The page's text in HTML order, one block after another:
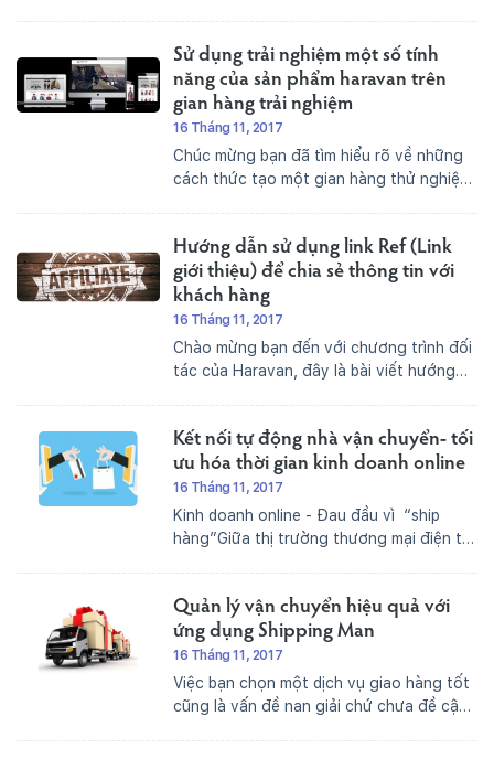
ứng dụng di động hoặc website và 75%
dùng...
Sử dụng trải nghiệm một số tính
năng của sản phẩm haravan trên
gian hàng trải nghiệm
16 Tháng 11, 2017
Chúc mừng bạn đã tìm hiểu rõ về những
cách thức tạo một gian hàng thử nghiệm
cách nhìn rõ ràng...
Hướng dẫn sử dụng link Ref (Link
giới thiệu) để chia sẻ thông tin với
khách hàng
16 Tháng 11, 2017
Chào mừng bạn đến với chương trình đối
tác của Haravan, đây là bài viết hướng
Chúng tôi hi vọng sau bài viết này...
Kết nối tự động nhà vận chuyển- tối
ưu hóa thời gian kinh doanh online
16 Tháng 11, 2017
Kinh doanh online - Đau đầu vì “ship
hàng”Giữa thị trường thương mại điện tử
các doanh nghiệp không chỉ gói gọn về
giá mà...
Quản lý vận chuyển hiệu quả với
ứng dụng Shipping Man
16 Tháng 11, 2017
Việc bạn chọn một dịch vụ giao hàng tốt
cũng là vấn đề nan giải chứ chưa đề cập